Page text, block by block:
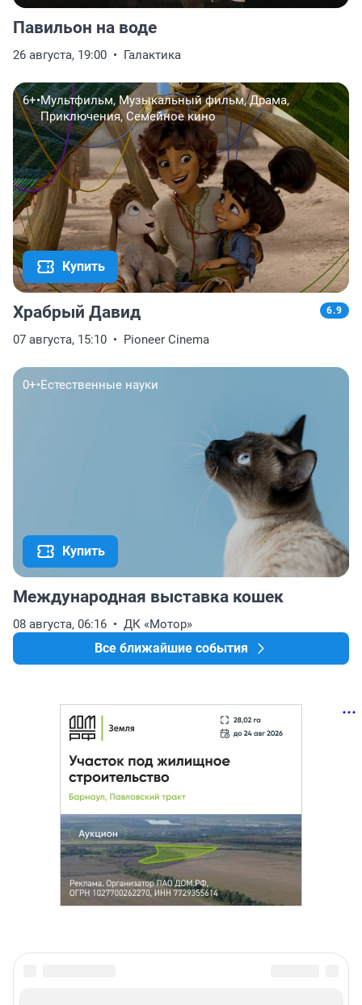
Павильон на воде
26 августа, 19:00 Галактика
6+•Мультфильм, Музыкальный фильм, Драма,
Приключения, Семейное кино
Купить
Храбрый Давид 6.9
07 августа, 15:10 Pioneer Cinema
0+•Естественные науки
Купить
Международная выставка кошек
08 августа, 06:16 ДК «Мотор»
Все ближайшие события